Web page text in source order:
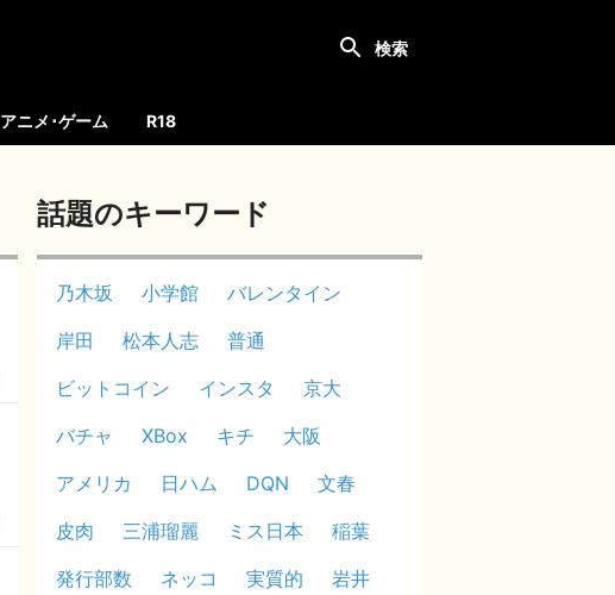
アニメ･ゲーム R18
話題のキーワード
乃木坂 小学館
バレンタイン
岸田
松本人志
普通
ビットコイン
インスタ
京大
バチャ
XBox キチ
大阪
アメリカ
日ハム DQN
文春
皮肉
三浦瑠麗 ミス日本
稲葉
発行部数
ネッコ 実質的
岩井